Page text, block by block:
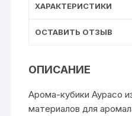
ХАРАКТЕРИСТИКИ
ОСТАВИТЬ ОТЗЫВ
ОПИСАНИЕ
Арома-кубики Аурасо
материалов для